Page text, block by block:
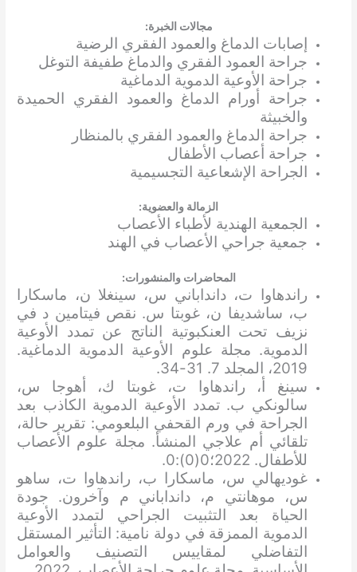
مجالات الخبرة:
إصابات الدماغ والعمود الفقري الرضية
جراحة العمود الفقري والدماغ طفيفة التوغل
جراحة الأوعية الدموية الدماغية
جراحة أورام الدماغ والعمود الفقري الحميدة
والخبيثة
جراحة الدماغ والعمود الفقري بالمنظار
جراحة أعصاب الأطفال
الجراحة الإشعاعية التجسيمية
الزمالة والعضوية:
الجمعية الهندية لأطباء الأعصاب
جمعية جراحي الأعصاب في الهند
المحاضرات والمنشورات:
راندهاوا ت، دانداباني س، سينغلا ن، ماسكارا
ب، ساشديفا ن، غوبتا س. نقص فيتامين د في
نزيف تحت العنكبوتية الناتج عن تمدد الأوعية
الدموية. مجلة علوم الأوعية الدموية الدماغية.
2019، المجلد 7. 31-34.
سينغ أ، راندهاوا ت، غوبتا ك، أهوجا س،
سالونكي ب. تمدد الأوعية الدموية الكاذب بعد
الجراحة في ورم القحفي البلعومي: تقرير حالة،
تلقائي أم علاجي المنشأ. مجلة علوم الأعصاب
للأطفال. 2022؛0(0):0.
غوديهالي س، ماسكارا ب، راندهاوا ت، ساهو
س، موهانتي م، دانداباني م وآخرون. جودة
الحياة بعد التثبيت الجراحي لتمدد الأوعية
الدموية الممزقة في دولة نامية: التأثير المستقل
التفاضلي لمقاييس التصنيف والعوامل